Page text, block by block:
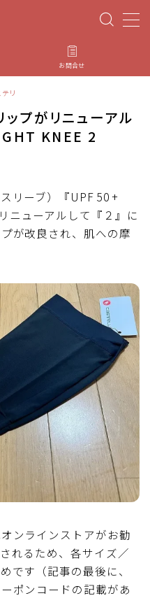
お問合せ
リ
ップがリニューアル
KNEE 2
リーブ）『UPF 50 +
ニューアルして『２』に
が改良され、肌への摩
ンラインストアがお勧
れるため、各サイズ／
です（記事の最後に、
ポンコードの記載があ